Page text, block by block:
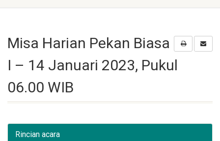
Misa Harian Pekan Biasa
I – 14 Januari 2023, Pukul
06.00 WIB
Rincian acara